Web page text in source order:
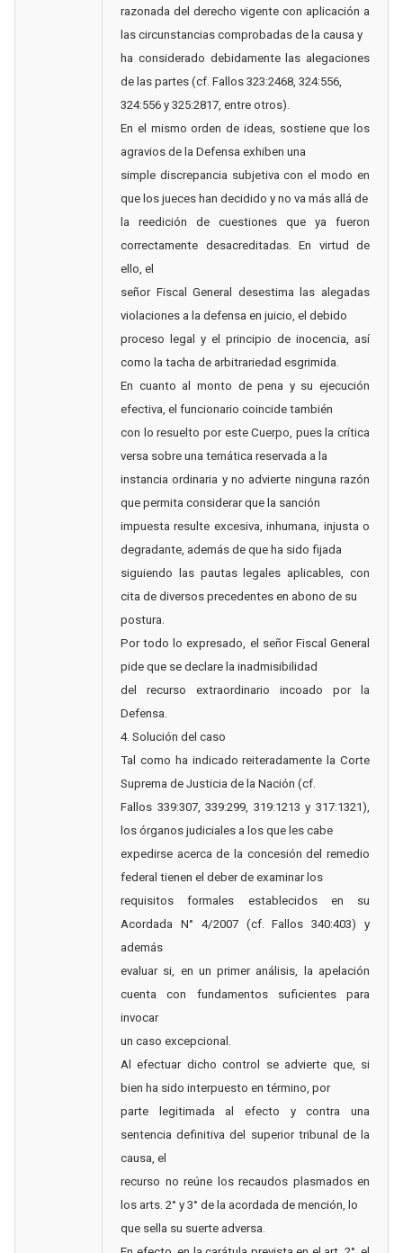
razonada del derecho vigente con aplicación a
las circunstancias comprobadas de la causa y
ha considerado debidamente las alegaciones
de las partes (cf. Fallos 323:2468, 324:556,
324:556 y 325:2817, entre otros).
En el mismo orden de ideas, sostiene que los
agravios de la Defensa exhiben una
simple discrepancia subjetiva con el modo en
que los jueces han decidido y no va más allá de
la reedición de cuestiones que ya fueron
correctamente desacreditadas. En virtud de
ello, el
señor Fiscal General desestima las alegadas
violaciones a la defensa en juicio, el debido
proceso legal y el principio de inocencia, así
como la tacha de arbitrariedad esgrimida.
En cuanto al monto de pena y su ejecución
efectiva, el funcionario coincide también
con lo resuelto por este Cuerpo, pues la crítica
versa sobre una temática reservada a la
instancia ordinaria y no advierte ninguna razón
que permita considerar que la sanción
impuesta resulte excesiva, inhumana, injusta o
degradante, además de que ha sido fijada
siguiendo las pautas legales aplicables, con
cita de diversos precedentes en abono de su
postura.
Por todo lo expresado, el señor Fiscal General
pide que se declare la inadmisibilidad
del recurso extraordinario incoado por la
Defensa.
4. Solución del caso
Tal como ha indicado reiteradamente la Corte
Suprema de Justicia de la Nación (cf.
Fallos 339:307, 339:299, 319:1213 y 317:1321),
los órganos judiciales a los que les cabe
expedirse acerca de la concesión del remedio
federal tienen el deber de examinar los
requisitos formales establecidos en su
Acordada N° 4/2007 (cf. Fallos 340:403) y
además
evaluar si, en un primer análisis, la apelación
cuenta con fundamentos suficientes para
invocar
un caso excepcional.
Al efectuar dicho control se advierte que, si
bien ha sido interpuesto en término, por
parte legitimada al efecto y contra una
sentencia definitiva del superior tribunal de la
causa, el
recurso no reúne los recaudos plasmados en
los arts. 2° y 3° de la acordada de mención, lo
que sella su suerte adversa.